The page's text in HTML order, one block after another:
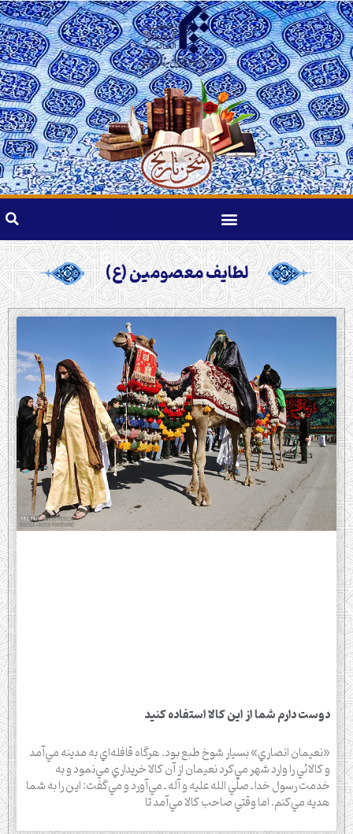
لطایف معصومین (ع)
دوست دارم شما از این کالا استفاده کنید
«نعيمان انصاري» بسيار شوخ طبع بود. هرگاه قافله‌اي به مدينه مي‌آمد
و كالائي را وارد شهر مي‌كرد نعيمان از آن كالا خريداري مي‌نمود و به
خدمت رسول خدا ـ صلّي الله عليه و آله ـ مي‌آورد و مي‌گفت: اين را به شما
هديه مي‌كنم. اما وقتي صاحب كالا مي‌آمد تا